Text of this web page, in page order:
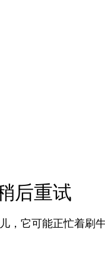
后重试
，它可能正忙着刷